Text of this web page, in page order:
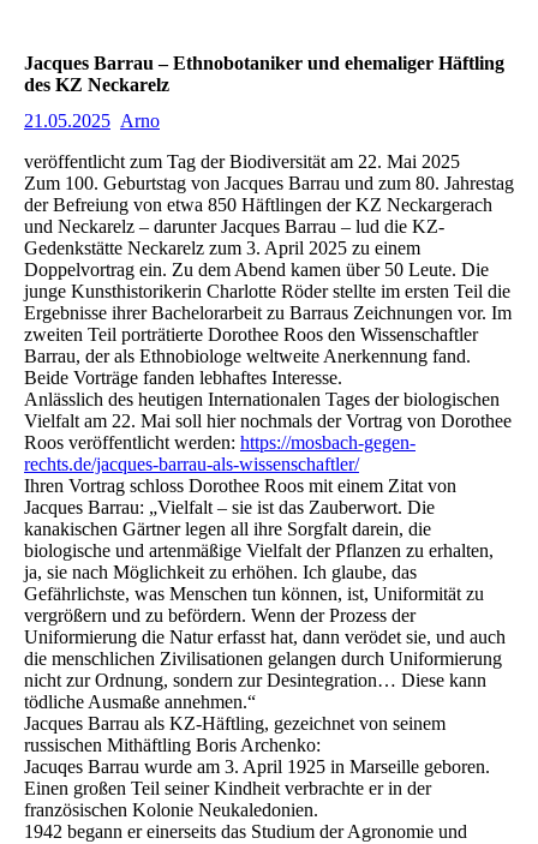
Jacques Barrau – Ethnobotaniker und ehemaliger Häftling
des KZ Neckarelz
21.05.2025 Arno
veröffentlicht zum Tag der Biodiversität am 22. Mai 2025
Zum 100. Geburtstag von Jacques Barrau und zum 80. Jahrestag
der Befreiung von etwa 850 Häftlingen der KZ Neckargerach
und Neckarelz – darunter Jacques Barrau – lud die KZ-
Gedenkstätte Neckarelz zum 3. April 2025 zu einem
Doppelvortrag ein. Zu dem Abend kamen über 50 Leute. Die
junge Kunsthistorikerin Charlotte Röder stellte im ersten Teil die
Ergebnisse ihrer Bachelorarbeit zu Barraus Zeichnungen vor. Im
zweiten Teil porträtierte Dorothee Roos den Wissenschaftler
Barrau, der als Ethnobiologe weltweite Anerkennung fand.
Beide Vorträge fanden lebhaftes Interesse.
Anlässlich des heutigen Internationalen Tages der biologischen
Vielfalt am 22. Mai soll hier nochmals der Vortrag von Dorothee
Roos veröffentlicht werden: https://mosbach-gegen-
rechts.de/jacques-barrau-als-wissenschaftler/
Ihren Vortrag schloss Dorothee Roos mit einem Zitat von
Jacques Barrau: „Vielfalt – sie ist das Zauberwort. Die
kanakischen Gärtner legen all ihre Sorgfalt darein, die
biologische und artenmäßige Vielfalt der Pflanzen zu erhalten,
ja, sie nach Möglichkeit zu erhöhen. Ich glaube, das
Gefährlichste, was Menschen tun können, ist, Uniformität zu
vergrößern und zu befördern. Wenn der Prozess der
Uniformierung die Natur erfasst hat, dann verödet sie, und auch
die menschlichen Zivilisationen gelangen durch Uniformierung
nicht zur Ordnung, sondern zur Desintegration… Diese kann
tödliche Ausmaße annehmen.“
Jacques Barrau als KZ-Häftling, gezeichnet von seinem
russischen Mithäftling Boris Archenko:
Jacuqes Barrau wurde am 3. April 1925 in Marseille geboren.
Einen großen Teil seiner Kindheit verbrachte er in der
französischen Kolonie Neukaledonien.
1942 begann er einerseits das Studium der Agronomie und